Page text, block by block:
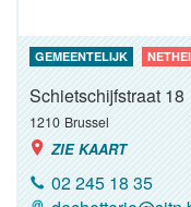
GEMEENTELIJK
Schietschijfstraat 18
1210 Brussel
ZIE KAART
02 245 18 35